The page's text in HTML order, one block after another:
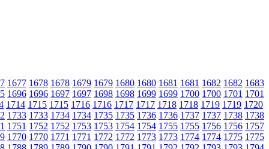
1677 1678 1678 1679 1679 1680 1680 1681 1681 1682 1682 1683
1696 1696 1697 1697 1698 1698 1699 1699 1700 1700 1701 1701
1714 1715 1715 1716 1716 1717 1717 1718 1718 1719 1719 1720
1733 1733 1734 1734 1735 1735 1736 1736 1737 1737 1738 1738
1751 1752 1752 1753 1753 1754 1754 1755 1755 1756 1756 1757
1770 1770 1771 1771 1772 1772 1773 1773 1774 1774 1775 1775